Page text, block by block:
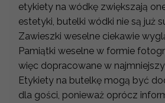
etykiety na wódkę zwiększają
estetyki, butelki wódki nie są już
Zawieszki weselne ciekawie
Pamiątki weselne w formie
więc dopracowane w
Etykiety na butelkę mogą być
dla gości, ponieważ oprócz